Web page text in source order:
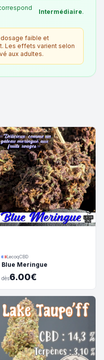
Intermédiaire.
dosage faible et
Les effets varient selon
aux adultes.
LecoqCBD
Blue Meringue
dès6.00€